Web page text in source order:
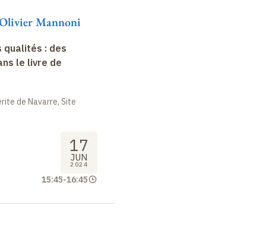
Mannoni
qualités : des
le livre de
de Navarre, Site
17
JUN
2024
15:45-16:45